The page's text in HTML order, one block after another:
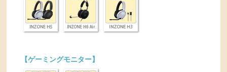
【ゲーミングモニター】